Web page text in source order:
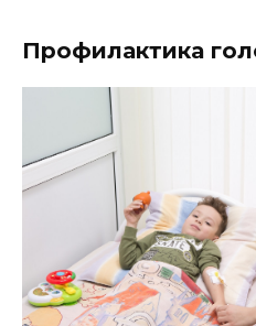
Профилактика